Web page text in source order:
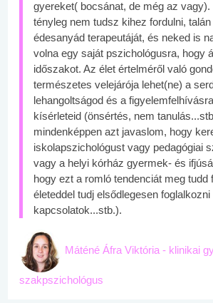
gyereket( bocsánat, de még az
tényleg nem tudsz kihez fordulni,
édesanyád terapeutáját, és neked is
volna egy saját pszichológusra, hogy
időszakot. Az élet értelméről való
természetes velejárója lehet(ne) a
lehangoltságod és a
kísérleteid (önsértés, nem
mindenképpen azt javaslom, hogy
iskolapszichológust vagy pedagógiai
vagy a helyi kórház gyermek- és
hogy ezt a romló tendenciát meg tudd
életeddel tudj elsődlegesen
kapcsolatok...stb.).
Máténé Áfra Viktória - klinikai
szakpszichológus